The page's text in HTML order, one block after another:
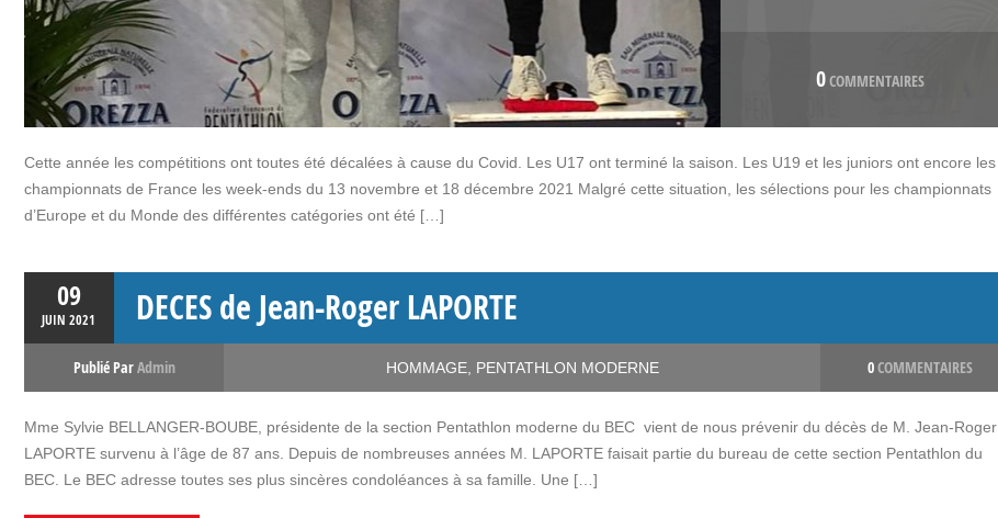
0COMMENTAIRES
Cette année les compétitions ont toutes été décalées à cause du Covid. Les U17 ont terminé la saison. Les U19 et les juniors ont encore les
championnats de France les week-ends du 13 novembre et 18 décembre 2021 Malgré cette situation, les sélections pour les championnats
d’Europe et du Monde des différentes catégories ont été […]
09
JUIN2021 DECES de Jean-Roger LAPORTE
Publié ParAdmin HOMMAGE, PENTATHLON MODERNE 0COMMENTAIRES
Mme Sylvie BELLANGER-BOUBE, présidente de la section Pentathlon moderne du BEC vient de nous prévenir du décès de M. Jean-Roger
LAPORTE survenu à l’âge de 87 ans. Depuis de nombreuses années M. LAPORTE faisait partie du bureau de cette section Pentathlon du
BEC. Le BEC adresse toutes ses plus sincères condoléances à sa famille. Une […]